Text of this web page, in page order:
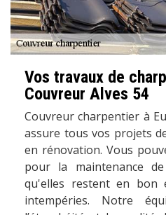
Vos travaux de
Couvreur Alves 54
Couvreur charpentier à
assure tous vos projets
en rénovation. Vous
pour la maintenance
qu'elles restent en
intempéries. Notre